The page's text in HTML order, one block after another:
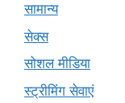
सामान्य
सेक्स
सोशल मीडिया
स्ट्रीमिंग सेवाएं